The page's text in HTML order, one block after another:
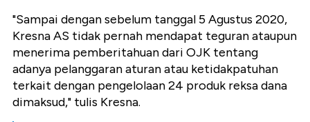
"Sampai dengan sebelum tanggal 5 Agustus 2020,
Kresna AS tidak pernah mendapat teguran ataupun
menerima pemberitahuan dari OJK tentang
adanya pelanggaran aturan atau ketidakpatuhan
terkait dengan pengelolaan 24 produk reksa dana
dimaksud," tulis Kresna.